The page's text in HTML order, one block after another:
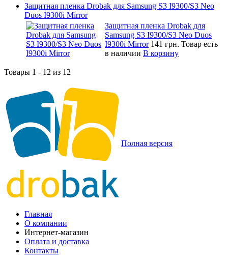
Защитная пленка Drobak для Samsung S3 I9300/S3 Neo
Duos I9300i Mirror
Защитная пленка Drobak для
Samsung S3 I9300/S3 Neo Duos
I9300i Mirror 141 грн. Товар есть
в наличии В корзину
Товары 1 - 12 из 12
Полная версия
Главная
О компании
Интернет-магазин
Оплата и доставка
Контакты